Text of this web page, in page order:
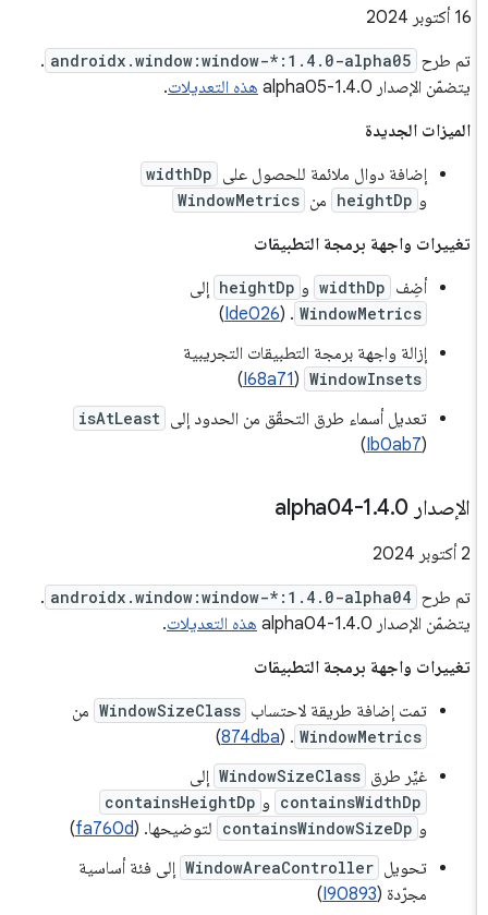
‫16 أكتوبر 2024
تم طرح androidx.window:window-*:1.4.0-alpha05
.
يتضمّن الإصدار 1.4.0-alpha05
هذه التعديلات.
الميزات الجديدة
إضافة دوال ملائمة للحصول على widthDp
heightDp من WindowMetrics
تغييرات واجهة برمجة التطبيقات
أضِف widthDp و heightDp إلى
WindowMetrics
. (
Ide026
)
إزالة واجهة برمجة التطبيقات التجريبية
WindowInsets
(
I68a71
)
تعديل أسماء طرق التحقّق من الحدود إلى isAtLeast
Ib0ab7
)
الإصدار 1 .4.0-alpha04
تم طرح androidx.window:window-*:1.4.0-alpha04
.
يتضمّن الإصدار 1.4.0-alpha04
هذه التعديلات.
تغييرات واجهة برمجة التطبيقات
تمت إضافة طريقة لاحتساب WindowSizeClass من
WindowMetrics
. (
874dba
)
غيِّر طرق WindowSizeClass إلى
containsWidthDp و containsHeightDp
containsWindowSizeDp لتوضيحها. (fa760d
)
تحويل WindowAreaController إلى فئة أساسية
مجرّدة (I90893
)